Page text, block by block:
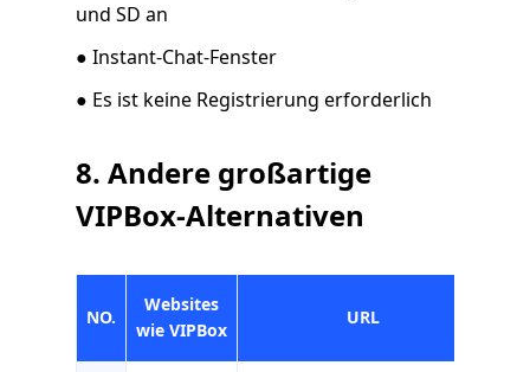
und SD an
● Instant-Chat-Fenster
● Es ist keine Registrierung erforderlich
8. Andere großartige
VIPBox-Alternativen
NO.
Websites
wie VIPBox
URL